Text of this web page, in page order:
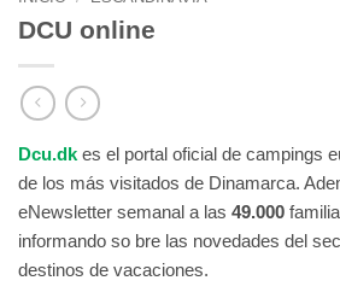
DCU online
Dcu.dk es el portal oficial de campings
de los más visitados de Dinamarca.
eNewsletter semanal a las 49.000
informando so bre las novedades del
destinos de vacaciones.